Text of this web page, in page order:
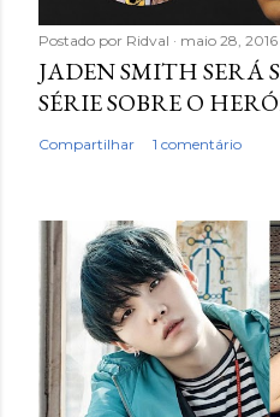
Postado por Ridval maio 28, 2016
JADEN SMITH SERÁ
SÉRIE SOBRE O
Compartilhar 1 comentário